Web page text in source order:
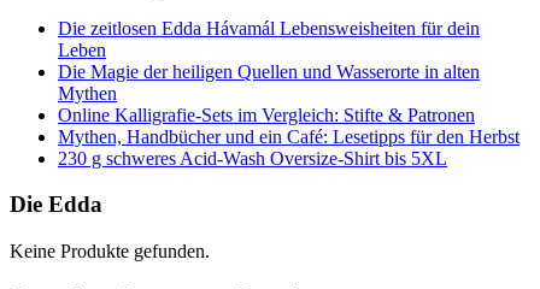
Die zeitlosen Edda Hávamál Lebensweisheiten für dein
Leben
Die Magie der heiligen Quellen und Wasserorte in alten
Mythen
Online Kalligrafie‑Sets im Vergleich: Stifte & Patronen
Mythen, Handbücher und ein Café: Lesetipps für den Herbst
230 g schweres Acid-Wash Oversize-Shirt bis 5XL
Die Edda
Keine Produkte gefunden.